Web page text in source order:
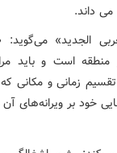
داند.
الجدید» می‌گوید:
است و باید
زمانی و مکانی
خود بر ویرانه‌های